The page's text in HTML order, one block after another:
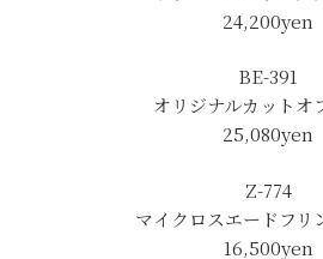
24,200yen
BE-391
オリジナルカットオ
25,080yen
Z-774
マイクロスエードフリ
16,500yen